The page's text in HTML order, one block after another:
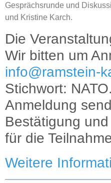
Gesprächsrunde und
und Kristine Karch.
Die
Wir bitten um
info@ramstein-
Stichwort:
Anmeldung
Bestätigung
für die
Weitere